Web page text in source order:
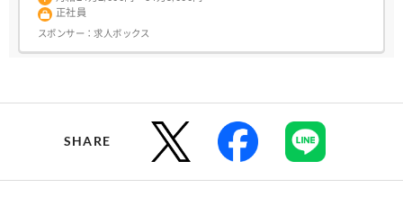
正社員
スポンサー：求人ボックス
SHARE